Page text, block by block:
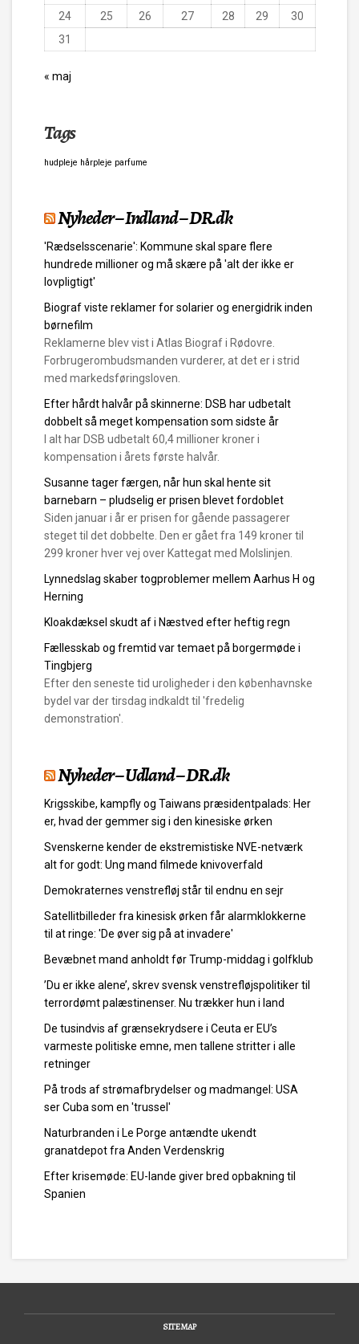
24
25 26 27 28 29
30
31
« maj
Tags
hudpleje hårpleje parfume
Nyheder – Indland – DR.dk
'Rædselsscenarie': Kommune skal spare flere
hundrede millioner og må skære på 'alt der ikke er
lovpligtigt'
Biograf viste reklamer for solarier og energidrik inden
børnefilm
Reklamerne blev vist i Atlas Biograf i Rødovre.
Forbrugerombudsmanden vurderer, at det er i strid
med markedsføringsloven.
Efter hårdt halvår på skinnerne: DSB har udbetalt
dobbelt så meget kompensation som sidste år
I alt har DSB udbetalt 60,4 millioner kroner i
kompensation i årets første halvår.
Susanne tager færgen, når hun skal hente sit
barnebarn – pludselig er prisen blevet fordoblet
Siden januar i år er prisen for gående passagerer
steget til det dobbelte. Den er gået fra 149 kroner til
299 kroner hver vej over Kattegat med Molslinjen.
Lynnedslag skaber togproblemer mellem Aarhus H og
Herning
Kloakdæksel skudt af i Næstved efter heftig regn
Fællesskab og fremtid var temaet på borgermøde i
Tingbjerg
Efter den seneste tid uroligheder i den københavnske
bydel var der tirsdag indkaldt til 'fredelig
demonstration'.
Nyheder – Udland – DR.dk
Krigsskibe, kampfly og Taiwans præsidentpalads: Her
er, hvad der gemmer sig i den kinesiske ørken
Svenskerne kender de ekstremistiske NVE-netværk
alt for godt: Ung mand filmede knivoverfald
Demokraternes venstrefløj står til endnu en sejr
Satellitbilleder fra kinesisk ørken får alarmklokkerne
til at ringe: 'De øver sig på at invadere'
Bevæbnet mand anholdt før Trump-middag i golfklub
’Du er ikke alene’, skrev svensk venstrefløjspolitiker til
terrordømt palæstinenser. Nu trækker hun i land
De tusindvis af grænsekrydsere i Ceuta er EU’s
varmeste politiske emne, men tallene stritter i alle
retninger
På trods af strømafbrydelser og madmangel: USA
ser Cuba som en 'trussel'
Naturbranden i Le Porge antændte ukendt
granatdepot fra Anden Verdenskrig
Efter krisemøde: EU-lande giver bred opbakning til
Spanien
SITEMAP